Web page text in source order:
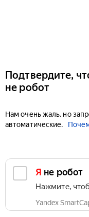
Подтвердите,
не робот
Нам очень жаль, но
автоматические.
Я не робот
Нажмите,
Yandex